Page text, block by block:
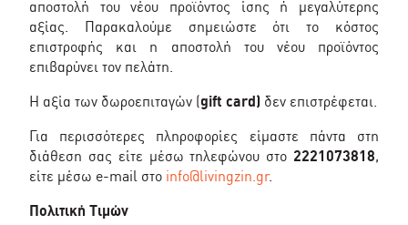
αποστολή του νέου προϊόντος ίσης ή μεγαλύτερης
αξίας. Παρακαλούμε σημειώστε ότι το κόστος
επιστροφής και η αποστολή του νέου προϊόντος
επιβαρύνει τον πελάτη.
Η αξία των δωροεπιταγών (gift card) δεν επιστρέφεται.
Για περισσότερες πληροφορίες είμαστε πάντα στη
διάθεση σας είτε μέσω τηλεφώνου στο 2221073818,
είτε μέσω e-mail στο info@livingzin.gr.
Πολιτική Tιμών